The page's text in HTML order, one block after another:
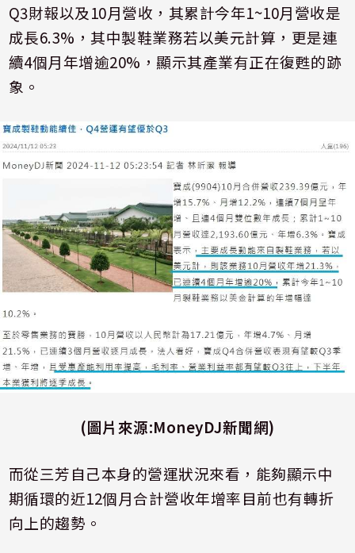
Q3財報以及10月營收，其累計今年1~10月營收是
成長6.3% ，其中製鞋業務若以美元計算，更是連
續4個月年增逾20% ，顯示其產業有正在復甦的跡
象。
(圖片來源:MoneyDJ新聞網)
而從三芳自己本身的營運狀況來看，能夠顯示中
期循環的近12個月合計營收年增率目前也有轉折
向上的趨勢。